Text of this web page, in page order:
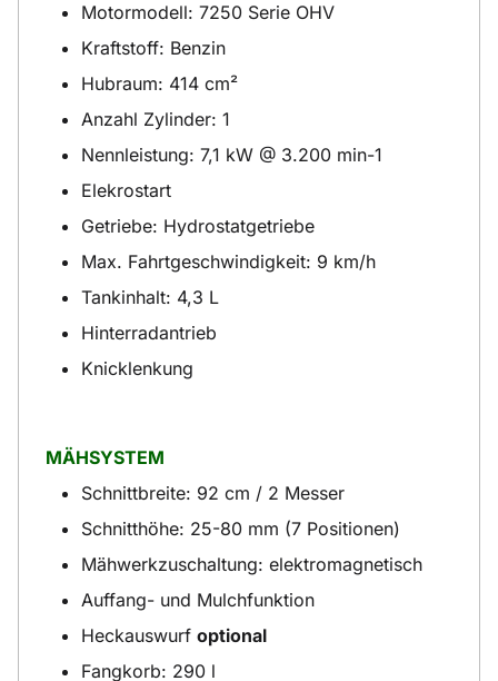
Motormodell: 7250 Serie OHV
Kraftstoff: Benzin
Hubraum: 414 cm²
Anzahl Zylinder: 1
Nennleistung: 7,1 kW @ 3.200 min-1
Elekrostart
Getriebe: Hydrostatgetriebe
Max. Fahrtgeschwindigkeit: 9 km/h
Tankinhalt: 4,3 L
Hinterradantrieb
Knicklenkung
MÄHSYSTEM
Schnittbreite: 92 cm / 2 Messer
Schnitthöhe: 25-80 mm (7 Positionen)
Mähwerkzuschaltung: elektromagnetisch
Auffang- und Mulchfunktion
Heckauswurf optional
Fangkorb: 290 l